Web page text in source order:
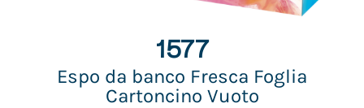
1577
Espo da banco Fresca Foglia
Cartoncino Vuoto